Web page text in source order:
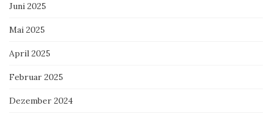
Juni 2025
Mai 2025
April 2025
Februar 2025
Dezember 2024